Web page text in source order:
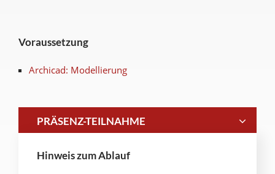
Voraussetzung
Archicad: Modellierung
PRÄSENZ-TEILNAHME
Hinweis zum Ablauf